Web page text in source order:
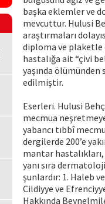
başka eklemler ve
mevcuttur. Hulusi
araştırmaları
diploma ve plaketle
hastalığa ait “çivi
yaşında ölümünden
edilmiştir.
Eserleri. Hulusi
mecmua
yabancı tıbbî
dergilerde 200’e
mantar
yanı sıra
şunlardır: 1. Haleb
Cildiyye ve
Hakkında